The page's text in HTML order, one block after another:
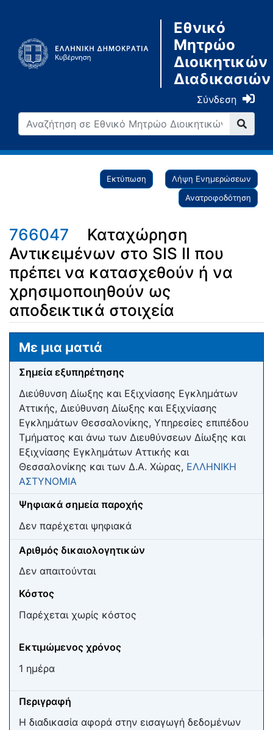
Εθνικό
Μητρώο
Διοικητικών
Διαδικασιών
Σύνδεση
Εκτύπωση
Λήψη Ενημερώσεων
Ανατροφοδότηση
766047
Καταχώρηση
Αντικειμένων στο SIS II που
πρέπει να κατασχεθούν ή να
χρησιμοποιηθούν ως
αποδεικτικά στοιχεία
Μετάβαση σε: πλοήγηση
Με μια ματιά
Σημεία εξυπηρέτησης
Διεύθυνση Δίωξης και Εξιχνίασης Εγκλημάτων
Αττικής, Διεύθυνση Δίωξης και Εξιχνίασης
Εγκλημάτων Θεσσαλονίκης, Υπηρεσίες επιπέδου
Τμήματος και άνω των Διευθύνσεων Δίωξης και
Εξιχνίασης Εγκλημάτων Αττικής και
Θεσσαλονίκης και των Δ.Α. Χώρας, ΕΛΛΗΝΙΚΗ
ΑΣΤΥΝΟΜΙΑ
Ψηφιακά σημεία παροχής
Δεν παρέχεται ψηφιακά
Αριθμός δικαιολογητικών
Δεν απαιτούνται
Κόστος
Παρέχεται χωρίς κόστος
Εκτιμώμενος χρόνος
1 ημέρα
Περιγραφή
Η διαδικασία αφορά στην εισαγωγή δεδομένων